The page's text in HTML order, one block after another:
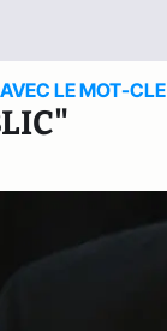
LE MOT-CLE